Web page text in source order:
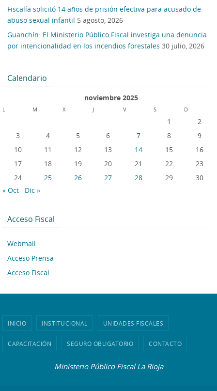
Fiscalía solicitó 14 años de prisión efectiva para acusado de
abuso sexual infantil 5 agosto, 2026
Guanchín: El Ministerio Público Fiscal investiga una denuncia
por intencionalidad en los incendios forestales 30 julio, 2026
Calendario
noviembre 2025
L M X J V S D
1
2
3
4 5 6 7 8
9
10
11 12 13 14 15
16
17
18 19 20 21 22
23
24
25 26 27 28 29
30
« Oct
Dic »
Acceso Fiscal
Webmail
Acceso Prensa
Acceso Fiscal
INICIO INSTITUCIONAL UNIDADES FISCALES
CAPACITACIÓN SEGURO OBLIGATORIO CONTACTO
Ministerio Público Fiscal La Rioja